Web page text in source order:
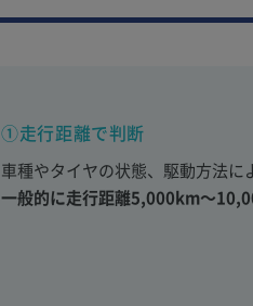
①走行距離で判断
車種やタイヤの状態、駆動方法に
一般的に走行距離5,000km〜